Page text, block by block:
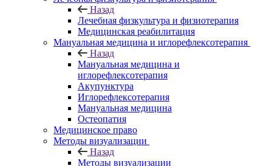
Назад
Лечебная физкультура и физиотерапия
Медицинская реабилитация
Мануальная медицина и иглорефлексотерапия
Назад
Мануальная медицина и
иглорефлексотерапия
Акупунктура
Иглорефлексотерапия
Мануальная медицина
Остеопатия
Медицинское право
Методы визуализации
Назад
Методы визуализации